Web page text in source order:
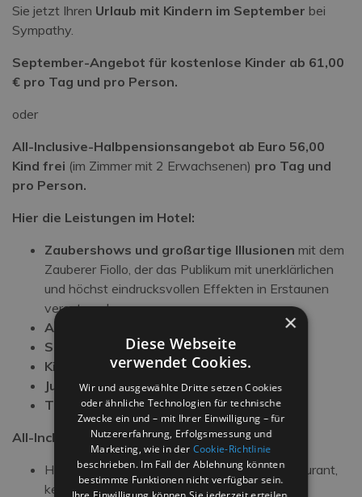
Sie jetzt Ihren Urlaub mit Kindern im September bei
Sympathy.
September-Angebot für kostenlose Kinder ab 61,00
€ pro Tag und pro Person.
oder
All-Inclusive-Halbpensionsangebot ab Euro 56,00
Kind frei (im Zimmer mit 2 Erwachsenen) pro Tag und
pro Person.
Hier die Leistungen im Hotel:
Zaubershows und großartige Illusionen mit dem
Zauberer Fiollo, der das Publikum mit unerklärlichen
und höchst eindrucksvollen Effekten in Erstaunen
versetzen kann.
Abenteuer Park
Schwimmbad für Erwachsene
Kinderbecken
Juniorclub
Themen- und Unterhaltungsabende
All-Inclusive-Leistungen:
Halbpension oder Vollpension mit Buffetrestaurant,
kein Warten am Tisch!!!
×
Diese Webseite
verwendet Cookies.
Wir und ausgewählte Dritte setzen Cookies
oder ähnliche Technologien für technische
Zwecke ein und – mit Ihrer Einwilligung – für
Nutzererfahrung, Erfolgsmessung und
Marketing, wie in der Cookie-Richtlinie
beschrieben. Im Fall der Ablehnung könnten
bestimmte Funktionen nicht verfügbar sein.